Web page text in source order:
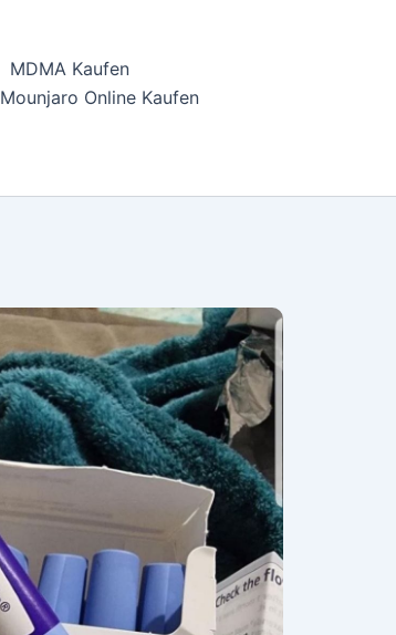
MDMA Kaufen
Mounjaro Online Kaufen